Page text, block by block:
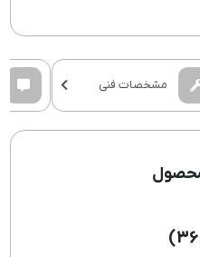
مشخصات فنی